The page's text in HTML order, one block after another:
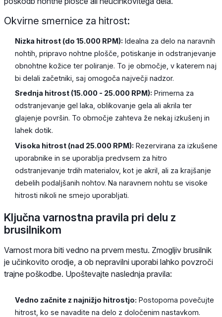
Okvirne smernice za hitrost:
Nizka hitrost (do 15.000 RPM): Idealna za delo na naravnih
nohtih, pripravo nohtne plošče, potiskanje in odstranjevanje
obnohtne kožice ter poliranje. To je območje, v katerem naj
bi delali začetniki, saj omogoča največji nadzor.
Srednja hitrost (15.000 - 25.000 RPM): Primerna za
odstranjevanje gel laka, oblikovanje gela ali akrila ter
glajenje površin. To območje zahteva že nekaj izkušenj in
lahek dotik.
Visoka hitrost (nad 25.000 RPM): Rezervirana za izkušene
uporabnike in se uporablja predvsem za hitro
odstranjevanje trdih materialov, kot je akril, ali za krajšanje
debelih podaljšanih nohtov. Na naravnem nohtu se visoke
hitrosti nikoli ne smejo uporabljati.
Ključna varnostna pravila pri delu z
brusilnikom
Varnost mora biti vedno na prvem mestu. Zmogljiv brusilnik
je učinkovito orodje, a ob nepravilni uporabi lahko povzroči
trajne poškodbe. Upoštevajte naslednja pravila:
Vedno začnite z najnižjo hitrostjo: Postopoma povečujte
hitrost, ko se navadite na delo z določenim nastavkom.